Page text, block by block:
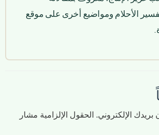
الأحلام ومواضيع أخرى على موقع
الإلكتروني. الحقول الإلزامية مشار